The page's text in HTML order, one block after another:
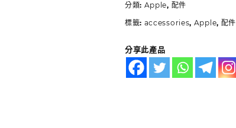
分類: Apple, 配件
標籤: accessories, Apple, 配件
分享此產品